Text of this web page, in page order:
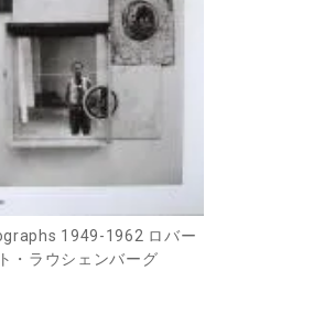
1949-1962 ロバー
ト・ラウシェンバーグ